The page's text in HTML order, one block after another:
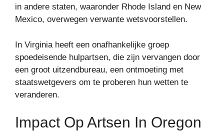
in andere staten, waaronder Rhode Island en New
Mexico, overwegen verwante wetsvoorstellen.
In Virginia heeft een onafhankelijke groep
spoedeisende hulpartsen, die zijn vervangen door
een groot uitzendbureau, een ontmoeting met
staatswetgevers om te proberen hun wetten te
veranderen.
Impact Op Artsen In Oregon